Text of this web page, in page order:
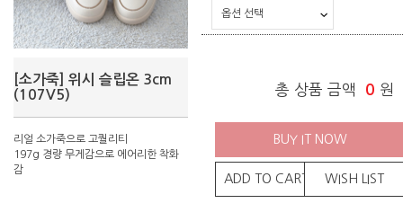
[소가죽] 위시 슬립온 3cm
(107V5)
리얼 소가죽으로 고퀄리티
197g 경량 무게감으로 에어리한 착화
감
총 상품 금액 0 원
BUY IT NOW
ADD TO CART WISH LIST